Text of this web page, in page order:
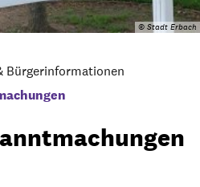
© Stadt Erbach
Bürgerinformationen